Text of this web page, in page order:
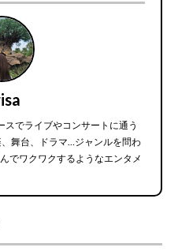
でライブやコンサートに通う
舞台、ドラマ…ジャンルを問わ
でワクワクするようなエンタメ